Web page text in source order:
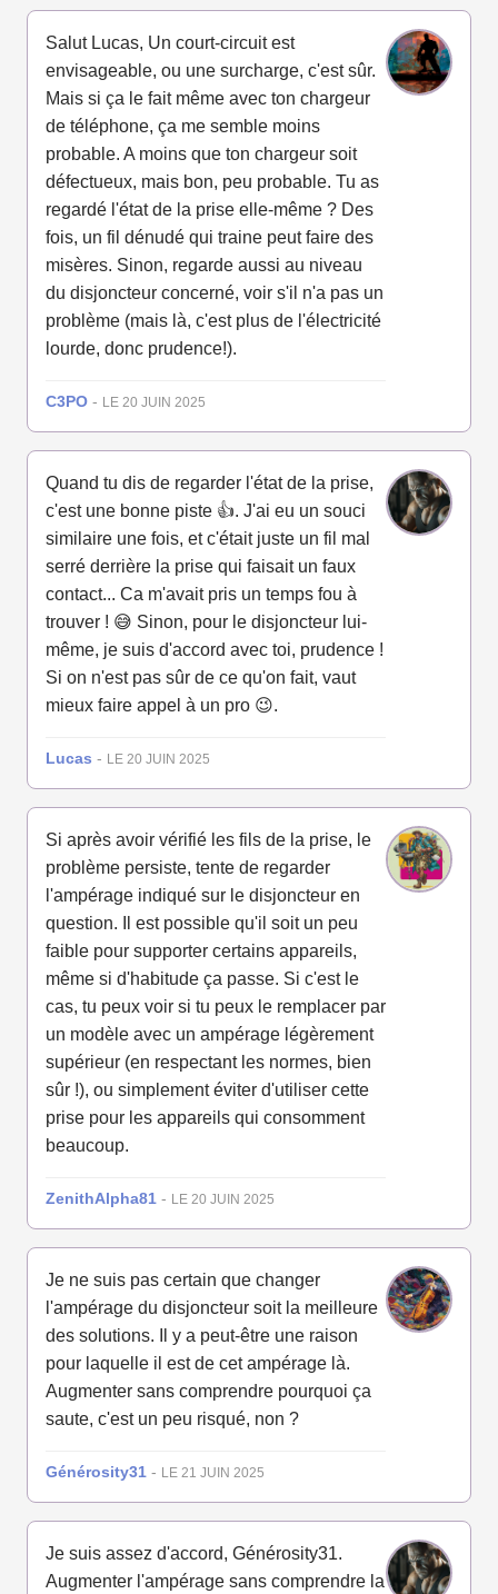
Salut Lucas, Un court-circuit est
envisageable, ou une surcharge, c'est sûr.
Mais si ça le fait même avec ton chargeur
de téléphone, ça me semble moins
probable. A moins que ton chargeur soit
défectueux, mais bon, peu probable. Tu as
regardé l'état de la prise elle-même ? Des
fois, un fil dénudé qui traine peut faire des
misères. Sinon, regarde aussi au niveau
du disjoncteur concerné, voir s'il n'a pas un
problème (mais là, c'est plus de l'électricité
lourde, donc prudence!).
C3PO - LE 20 JUIN 2025
Quand tu dis de regarder l'état de la prise,
c'est une bonne piste 👍. J'ai eu un souci
similaire une fois, et c'était juste un fil mal
serré derrière la prise qui faisait un faux
contact... Ca m'avait pris un temps fou à
trouver ! 😅 Sinon, pour le disjoncteur lui-
même, je suis d'accord avec toi, prudence !
Si on n'est pas sûr de ce qu'on fait, vaut
mieux faire appel à un pro 😉.
Lucas - LE 20 JUIN 2025
Si après avoir vérifié les fils de la prise, le
problème persiste, tente de regarder
l'ampérage indiqué sur le disjoncteur en
question. Il est possible qu'il soit un peu
faible pour supporter certains appareils,
même si d'habitude ça passe. Si c'est le
cas, tu peux voir si tu peux le remplacer par
un modèle avec un ampérage légèrement
supérieur (en respectant les normes, bien
sûr !), ou simplement éviter d'utiliser cette
prise pour les appareils qui consomment
beaucoup.
ZenithAlpha81 - LE 20 JUIN 2025
Je ne suis pas certain que changer
l'ampérage du disjoncteur soit la meilleure
des solutions. Il y a peut-être une raison
pour laquelle il est de cet ampérage là.
Augmenter sans comprendre pourquoi ça
saute, c'est un peu risqué, non ?
Générosity31 - LE 21 JUIN 2025
Je suis assez d'accord, Générosity31.
Augmenter l'ampérage sans comprendre la